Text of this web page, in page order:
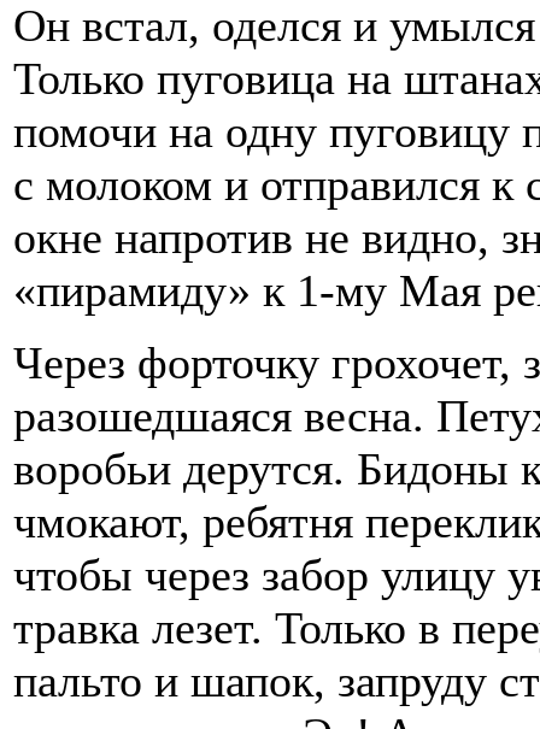
Он встал, оделся и
Только пуговица на
помочи на одну пуговицу
с молоком и отправился
окне напротив не видно,
«пирамиду» к 1-му Мая
Через форточку
разошедшаяся весна.
воробьи дерутся. Бидоны
чмокают, ребятня
чтобы через забор улицу
травка лезет. Только в
пальто и шапок, запруду